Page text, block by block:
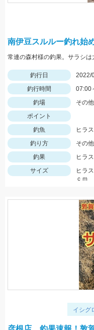
南伊豆スルルー釣れ始
釣行日
2022/
釣行時間
07:00
釣場
その他
ポイント
釣魚
ヒラ
釣り方
その他
釣果
ヒラ
サイズ
ヒラ
ｃｍ
イシグ